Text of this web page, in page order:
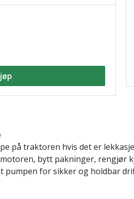
på traktoren hvis det er
bytt pakninger, rengjør
pumpen for sikker og holdbar